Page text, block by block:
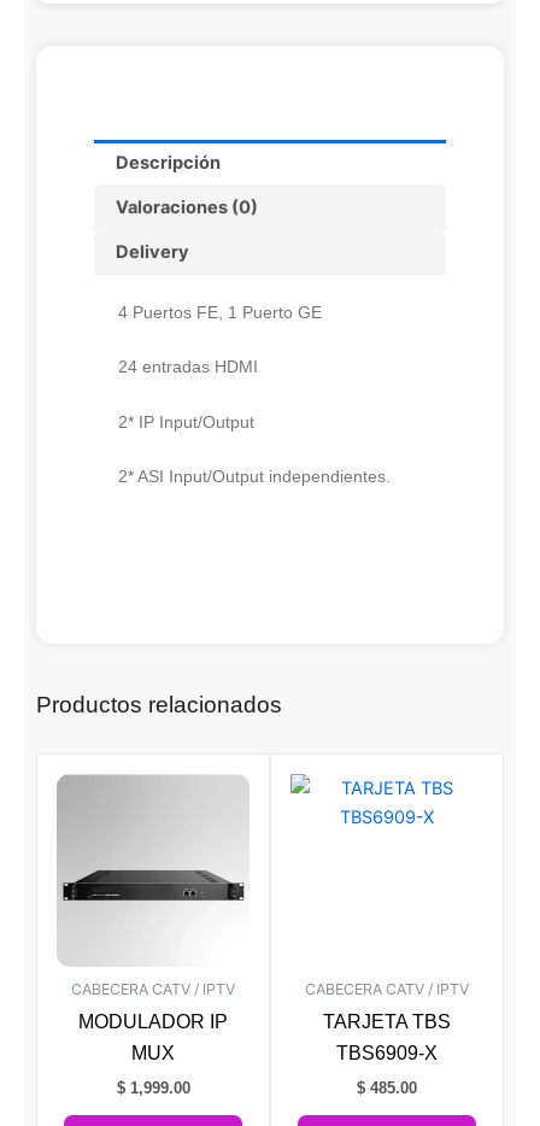
Descripción
Valoraciones (0)
Delivery
4 Puertos FE, 1 Puerto GE
24 entradas HDMI
2* IP Input/Output
2* ASI Input/Output independientes.
Productos relacionados
CABECERA CATV / IPTV
MODULADOR IP
MUX
$1,999.00
CABECERA CATV / IPTV
TARJETA TBS
TBS6909-X
$ 485.00